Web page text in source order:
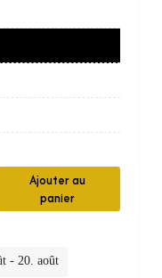
Ajouter au
panier
- 20. août